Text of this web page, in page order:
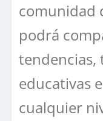
comunidad
podrá
tendencias,
educativas
cualquier